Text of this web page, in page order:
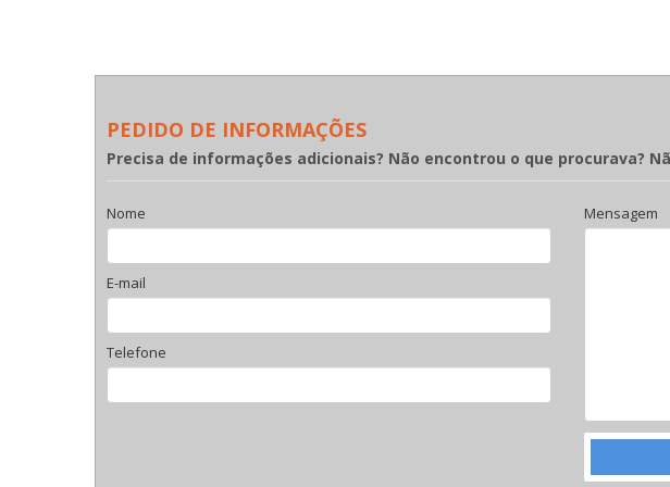
PEDIDO DE INFORMAÇÕES
Precisa de informações adicionais? Não encontrou o que procurava?
Nome
E-mail
Telefone
Mensagem